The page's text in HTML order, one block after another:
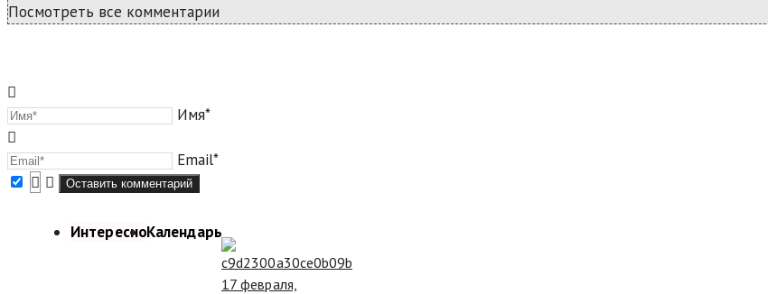
Посмотреть все комментарии
Имя*
Email*
ИнтересноКалендарь
17 февраля,